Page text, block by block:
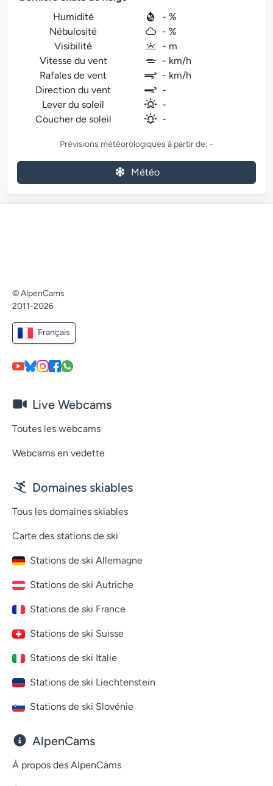
Humidité
- %
Nébulosité
- %
Visibilité
- m
Vitesse du vent
- km/h
Rafales de vent
- km/h
Direction du vent
-
Lever du soleil
-
Coucher de soleil
-
Prévisions météorologiques à partir de: -
Météo
© AlpenCams
2011-2026
Français
Live Webcams
Toutes les webcams
Webcams en vedette
Domaines skiables
Tous les domaines skiables
Carte des stations de ski
Stations de ski Allemagne
Stations de ski Autriche
Stations de ski France
Stations de ski Suisse
Stations de ski Italie
Stations de ski Liechtenstein
Stations de ski Slovénie
AlpenCams
À propos des AlpenCams